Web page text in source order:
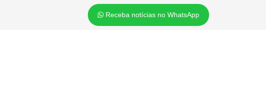
Receba notícias no WhatsApp